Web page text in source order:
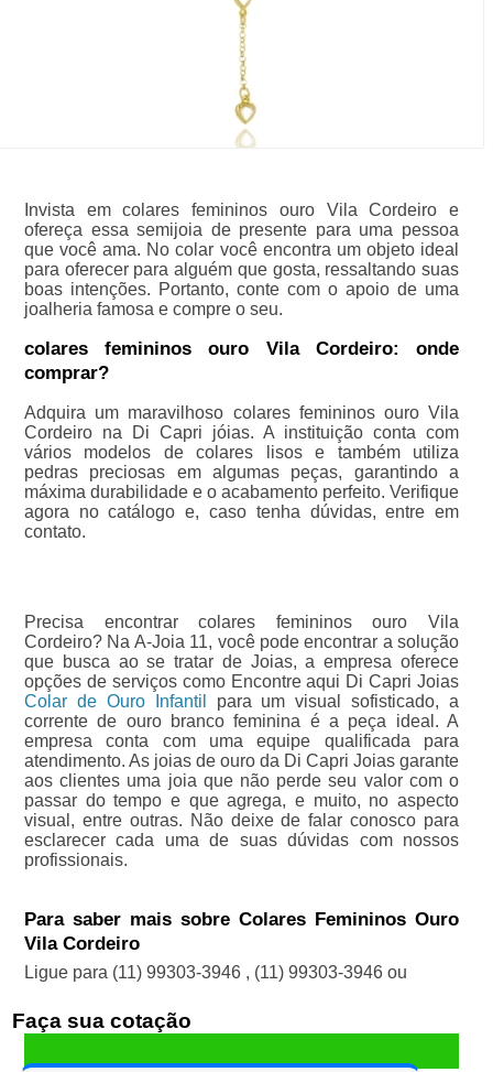
Invista em colares femininos ouro Vila Cordeiro e
ofereça essa semijoia de presente para uma pessoa
que você ama. No colar você encontra um objeto ideal
para oferecer para alguém que gosta, ressaltando suas
boas intenções. Portanto, conte com o apoio de uma
joalheria famosa e compre o seu.
colares femininos ouro Vila Cordeiro: onde
comprar?
Adquira um maravilhoso colares femininos ouro Vila
Cordeiro na Di Capri jóias. A instituição conta com
vários modelos de colares lisos e também utiliza
pedras preciosas em algumas peças, garantindo a
máxima durabilidade e o acabamento perfeito. Verifique
agora no catálogo e, caso tenha dúvidas, entre em
contato.
Precisa encontrar colares femininos ouro Vila
Cordeiro? Na A-Joia 11, você pode encontrar a solução
que busca ao se tratar de Joias, a empresa oferece
opções de serviços como Encontre aqui Di Capri Joias
Colar de Ouro Infantil
para um visual sofisticado, a
corrente de ouro branco feminina é a peça ideal. A
empresa conta com uma equipe qualificada para
atendimento. As joias de ouro da Di Capri Joias garante
aos clientes uma joia que não perde seu valor com o
passar do tempo e que agrega, e muito, no aspecto
visual, entre outras. Não deixe de falar conosco para
esclarecer cada uma de suas dúvidas com nossos
profissionais.
Para saber mais sobre Colares Femininos Ouro
Vila Cordeiro
Ligue para (11) 99303-3946 , (11) 99303-3946 ou
Faça sua cotação